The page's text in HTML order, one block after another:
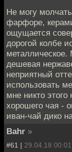
Не могу
фарфоре,
ощущается
дорогой колбе
металлическое.
дешевая
неприятный
использовать
мне никто
хорошего чая -
иван-чай дико
Bahr »
#61 | 29.04.18 00:01